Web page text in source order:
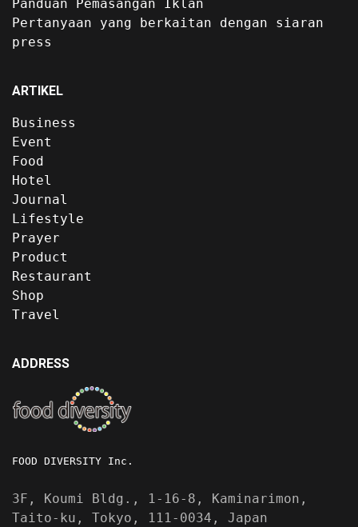
Panduan Pemasangan Iklan
Pertanyaan yang berkaitan dengan siaran
press
ARTIKEL
Business
Event
Food
Hotel
Journal
Lifestyle
Prayer
Product
Restaurant
Shop
Travel
ADDRESS
FOOD DIVERSITY Inc.
3F, Koumi Bldg., 1-16-8, Kaminarimon,
Taito-ku, Tokyo, 111-0034, Japan